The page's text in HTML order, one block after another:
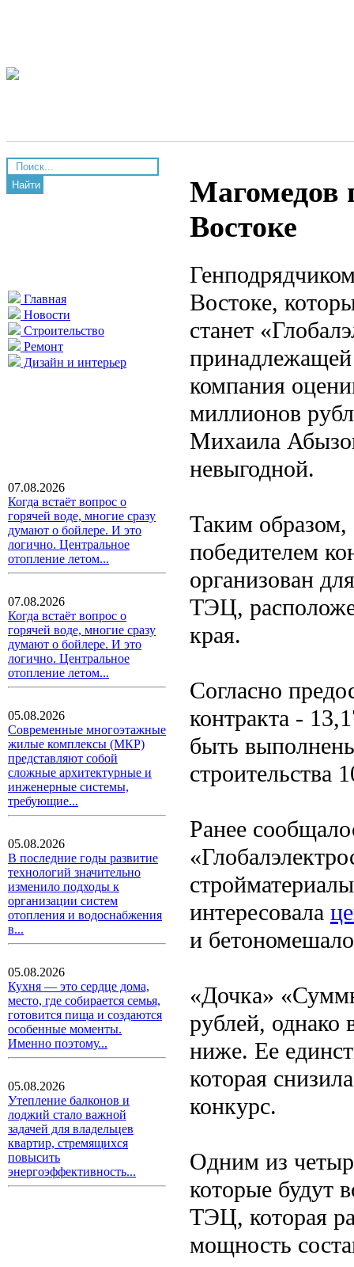
Найти
Главная
Новости
Строительство
Ремонт
Дизайн и интерьер
07.08.2026
Когда встаёт вопрос о
горячей воде, многие сразу
думают о бойлере. И это
логично. Центральное
отопление летом...
07.08.2026
Когда встаёт вопрос о
горячей воде, многие сразу
думают о бойлере. И это
логично. Центральное
отопление летом...
05.08.2026
Современные многоэтажные
жилые комплексы (МКР)
представляют собой
сложные архитектурные и
инженерные системы,
требующие...
05.08.2026
В последние годы развитие
технологий значительно
изменило подходы к
организации систем
отопления и водоснабжения
в...
05.08.2026
Кухня — это сердце дома,
место, где собирается семья,
готовится пища и создаются
особенные моменты.
Именно поэтому...
05.08.2026
Утепление балконов и
лоджий стало важной
задачей для владельцев
квартир, стремящихся
повысить
энергоэффективность...
Магомедов
Востоке
Востоке,
станет
компания
миллионов
Михаила
невыгодной.
Таким образом,
победителем
организован
ТЭЦ,
края.
Согласно
контракта -
быть
строительства
Ранее
интересовала
и
«Дочка»
рублей, однако
ниже. Ее
которая
конкурс.
Одним из
которые будут
ТЭЦ, которая
мощность